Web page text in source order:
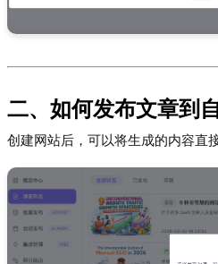
二、如何发布文章到
创建网站后，可以将生成的内容直